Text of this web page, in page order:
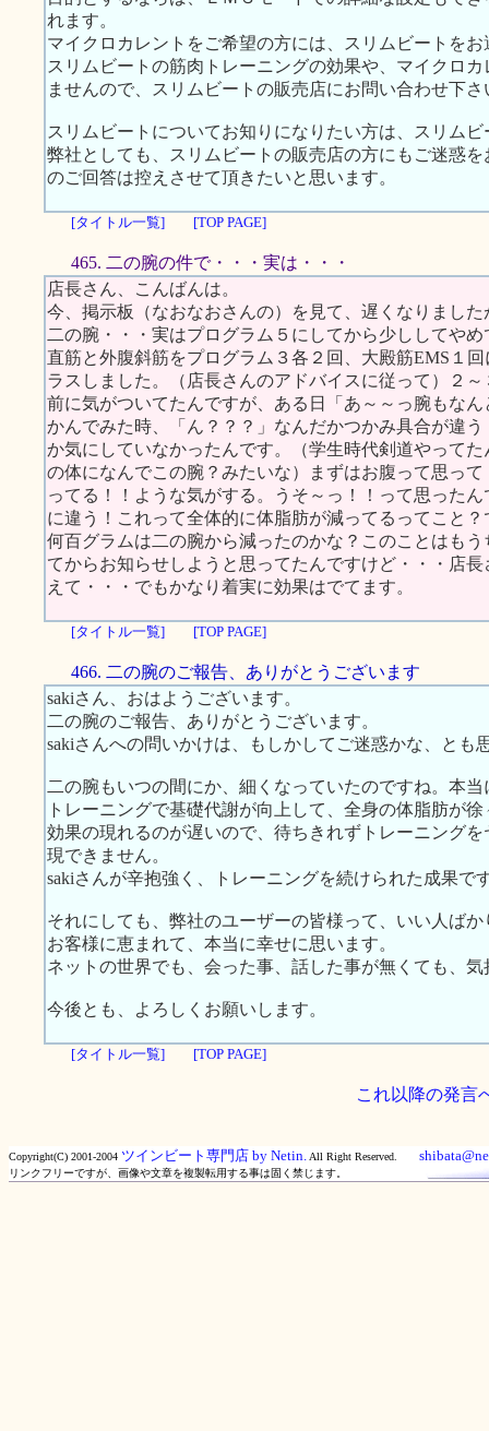
れます。
マイクロカレントをご希望の方には、スリムビートを
スリムビートの筋肉トレーニングの効果や、マイクロ
ませんので、スリムビートの販売店にお問い合わせ下さ
スリムビートについてお知りになりたい方は、スリム
弊社としても、スリムビートの販売店の方にもご迷惑
のご回答は控えさせて頂きたいと思います。
[タイトル一覧] [TOP PAGE]
465. 二の腕の件で・・・実は・・・
店長さん、こんばんは。
今、掲示板（なおなおさんの）を見て、遅くなりまし
二の腕・・・実はプログラム５にしてから少ししてや
直筋と外腹斜筋をプログラム３各２回、大殿筋EMS１
ラスしました。（店長さんのアドバイスに従って）２
前に気がついてたんですが、ある日「あ～～っ腕もな
かんでみた時、「ん？？？」なんだかつかみ具合が違
か気にしていなかったんです。（学生時代剣道やって
の体になんでこの腕？みたいな）まずはお腹って思っ
ってる！！ような気がする。うそ～っ！！って思った
に違う！これって全体的に体脂肪が減ってるってこと
何百グラムは二の腕から減ったのかな？このことはも
てからお知らせしようと思ってたんですけど・・・店
えて・・・でもかなり着実に効果はでてます。
[タイトル一覧] [TOP PAGE]
466. 二の腕のご報告、ありがとうございます
sakiさん、おはようございます。
二の腕のご報告、ありがとうございます。
sakiさんへの問いかけは、もしかしてご迷惑かな、とも
二の腕もいつの間にか、細くなっていたのですね。本
トレーニングで基礎代謝が向上して、全身の体脂肪が
効果の現れるのが遅いので、待ちきれずトレーニング
現できません。
sakiさんが辛抱強く、トレーニングを続けられた成果で
それにしても、弊社のユーザーの皆様って、いい人ばか
お客様に恵まれて、本当に幸せに思います。
ネットの世界でも、会った事、話した事が無くても、
今後とも、よろしくお願いします。
[タイトル一覧] [TOP PAGE]
これ以降の発言
Copyright(C) 2001-2004 ツインビート専門店 by Netin. All Right Reserved.
リンクフリーですが、画像や文章を複製転用する事は固く禁じます。